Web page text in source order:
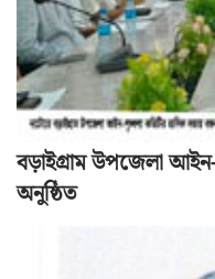
বড়াইগ্রাম উপজেলা
অনুষ্ঠিত